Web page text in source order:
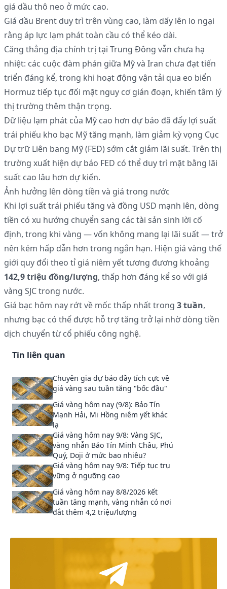
giá dầu thô neo ở mức cao.
Giá dầu Brent duy trì trên vùng cao, làm dấy lên lo ngại
rằng áp lực lạm phát toàn cầu có thể kéo dài.
Căng thẳng địa chính trị tại Trung Đông vẫn chưa hạ
nhiệt: các cuộc đàm phán giữa Mỹ và Iran chưa đạt tiến
triển đáng kể, trong khi hoạt động vận tải qua eo biển
Hormuz tiếp tục đối mặt nguy cơ gián đoạn, khiến tâm lý
thị trường thêm thận trọng.
Dữ liệu lạm phát của Mỹ cao hơn dự báo đã đẩy lợi suất
trái phiếu kho bạc Mỹ tăng mạnh, làm giảm kỳ vọng Cục
Dự trữ Liên bang Mỹ (FED) sớm cắt giảm lãi suất. Trên thị
trường xuất hiện dự báo FED có thể duy trì mặt bằng lãi
suất cao lâu hơn dự kiến.
Ảnh hưởng lên dòng tiền và giá trong nước
Khi lợi suất trái phiếu tăng và đồng USD mạnh lên, dòng
tiền có xu hướng chuyển sang các tài sản sinh lời cố
định, trong khi vàng — vốn không mang lại lãi suất — trở
nên kém hấp dẫn hơn trong ngắn hạn. Hiện giá vàng thế
giới quy đổi theo tỉ giá niêm yết tương đương khoảng
142,9 triệu đồng/lượng, thấp hơn đáng kể so với giá
vàng SJC trong nước.
Giá bạc hôm nay rớt về mốc thấp nhất trong 3 tuần,
nhưng bạc có thể được hỗ trợ tăng trở lại nhờ dòng tiền
dịch chuyển từ cổ phiếu công nghệ.
Tin liên quan
Chuyên gia dự báo đầy tích cực về
giá vàng sau tuần tăng "bốc đầu"
Giá vàng hôm nay (9/8): Bảo Tín
Mạnh Hải, Mi Hồng niêm yết khác
lạ
Giá vàng hôm nay 9/8: Vàng SJC,
vàng nhẫn Bảo Tín Minh Châu, Phú
Quý, Doji ở mức bao nhiêu?
Giá vàng hôm nay 9/8: Tiếp tục trụ
vững ở ngưỡng cao
Giá vàng hôm nay 8/8/2026 kết
tuần tăng mạnh, vàng nhẫn có nơi
đắt thêm 4,2 triệu/lượng